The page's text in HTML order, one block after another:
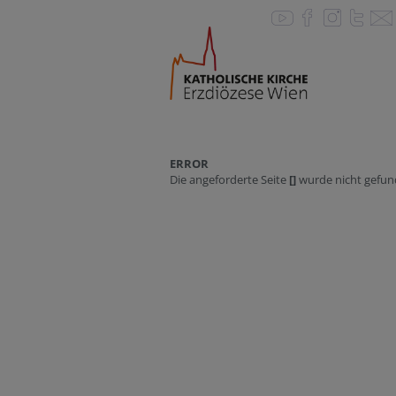
ERROR
Die angeforderte Seite []wurde nicht